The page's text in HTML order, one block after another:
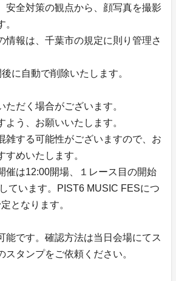
安全対策の観点から、顔写真を撮影
情報は、千葉市の規定に則り管理さ
に自動で削除いたします。
ただく場合がございます。
よう、お願いいたします。
雑する可能性がございますので、お
すめいたします。
催は12:00開場、１レース目の開始
ています。PIST6 MUSIC FESにつ
となります。
能です。確認方法は当日会場にてス
スタンプをご依頼ください。